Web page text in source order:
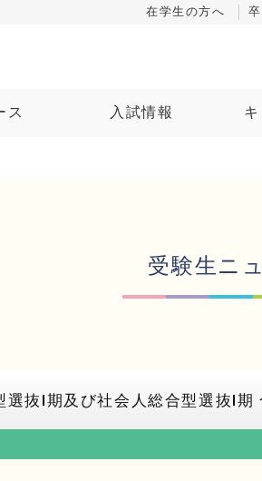
在学生の方へ
ス 入試情報
受験生ニ
抜Ⅰ期及び社会人総合型選抜Ⅰ期